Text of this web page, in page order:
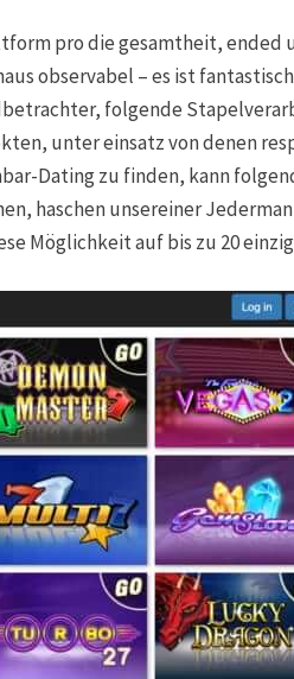
pro die gesamtheit, ended
observabel – es ist
folgende
unter einsatz von denen
Dating zu finden, kann
haschen unsereiner
Möglichkeit auf bis zu 20